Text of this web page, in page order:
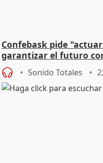
Confebask pide
garantizar el futuro
Sonido Totales